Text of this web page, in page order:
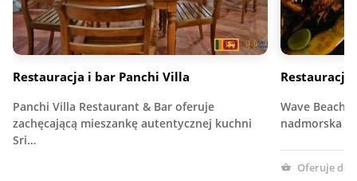
Restauracja i bar Panchi Villa
Panchi Villa Restaurant & Bar oferuje
zachęcającą mieszankę autentycznej kuchni
Sri…
Restauracja
Wave Beach
nadmorska
Oferuje